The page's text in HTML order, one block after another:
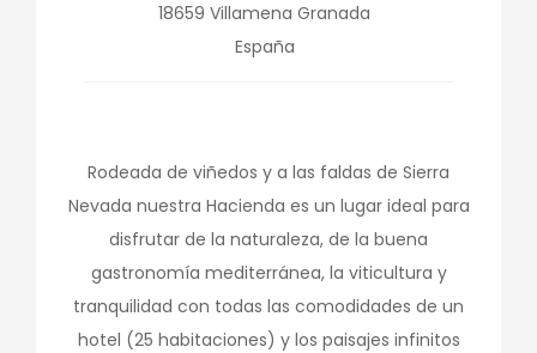
18659 Villamena Granada
España
Rodeada de viñedos y a las faldas de Sierra
Nevada nuestra Hacienda es un lugar ideal para
disfrutar de la naturaleza, de la buena
gastronomía mediterránea, la viticultura y
tranquilidad con todas las comodidades de un
hotel (25 habitaciones) y los paisajes infinitos